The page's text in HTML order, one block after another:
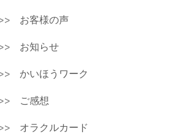
お客様の声
お知らせ
かいほうワーク
ご感想
オラクルカード